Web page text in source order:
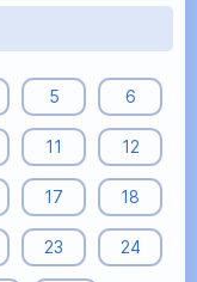
5 6
11 12
17 18
23 24